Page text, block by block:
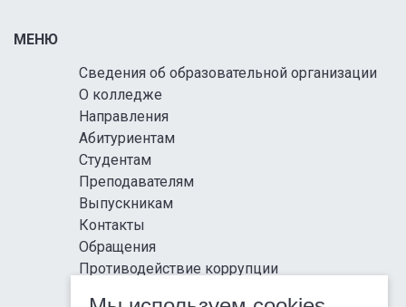
МЕНЮ
Сведения об образовательной организации
О колледже
Направления
Абитуриентам
Студентам
Преподавателям
Выпускникам
Контакты
Обращения
Противодействие коррупции